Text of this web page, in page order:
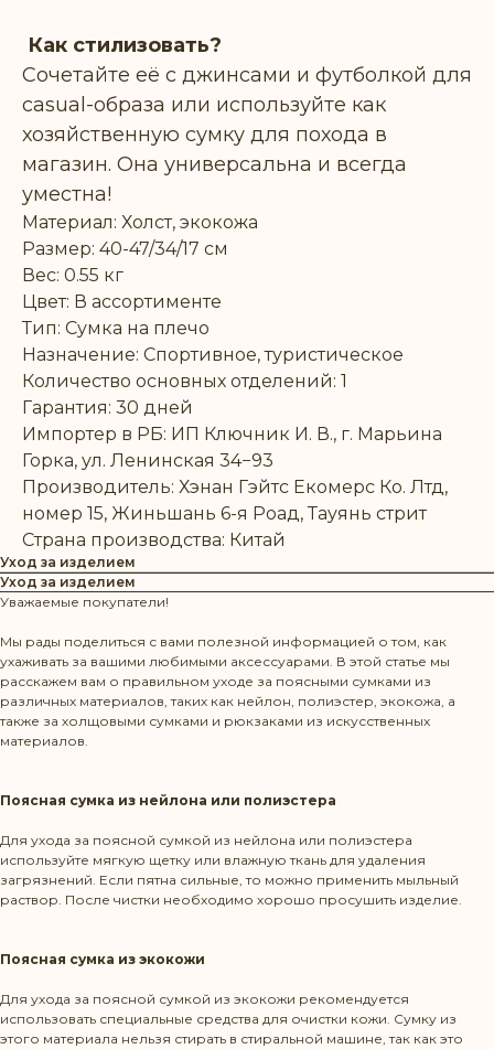
Как стилизовать?
Сочетайте её с джинсами и футболкой для
casual-образа или используйте как
хозяйственную сумку для похода в
магазин. Она универсальна и всегда
уместна!
Материал: Холст, экокожа
Размер: 40-47/34/17 см
Вес: 0.55 кг
Цвет: В ассортименте
Тип: Сумка на плечо
Назначение: Спортивное, туристическое
Количество основных отделений: 1
Гарантия: 30 дней
Импортер в РБ: ИП Ключник И. В., г. Марьина
Горка, ул. Ленинская 34−93
Производитель: Хэнан Гэйтс Екомерс Ко. Лтд,
номер 15, Жиньшань 6-я Роад, Тауянь стрит
Страна производства: Китай
Уход за изделием
Уход за изделием
Уважаемые покупатели!
Мы рады поделиться с вами полезной информацией о том, как
ухаживать за вашими любимыми аксессуарами. В этой статье мы
расскажем вам о правильном уходе за поясными сумками из
различных материалов, таких как нейлон, полиэстер, экокожа, а
также за холщовыми сумками и рюкзаками из искусственных
материалов.
Поясная сумка из нейлона или полиэстера
Для ухода за поясной сумкой из нейлона или полиэстера
используйте мягкую щетку или влажную ткань для удаления
загрязнений. Если пятна сильные, то можно применить мыльный
раствор. После чистки необходимо хорошо просушить изделие.
Поясная сумка из экокожи
Для ухода за поясной сумкой из экокожи рекомендуется
использовать специальные средства для очистки кожи. Сумку из
этого материала нельзя стирать в стиральной машине, так как это
Политика конфиденциальности